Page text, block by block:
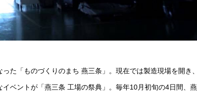
た「ものづくりのまち 燕三条」。現在では製造現場を開き、
ベントが「燕三条 工場の祭典」。毎年10月初旬の4日間、燕